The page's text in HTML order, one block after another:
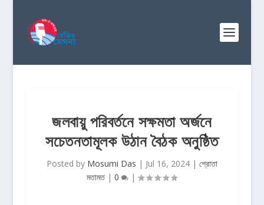
জলবায়ু পরিবর্তনে সক্ষমতা অর্জনে
সচেতনতামূলক উঠান বৈঠক অনুষ্ঠিত
Posted by Mosumi Das | Jul 16, 2024| শ্রোতা
মতামত|0 |